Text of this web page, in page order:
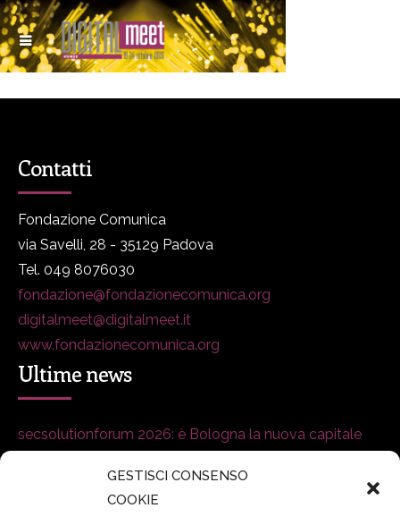
GESTISCI CONSENSO
COOKIE
Contatti
Fondazione Comunica
via Savelli, 28 - 35129 Padova
Tel. 049 8076030
fondazione@fondazionecomunica.org
digitalmeet@digitalmeet.it
www.fondazionecomunica.org
Ultime news
secsolutionforum 2026: è Bologna la nuova capitale
Padre Benanti: «Intelligenza artificiale? Contro i nuovi